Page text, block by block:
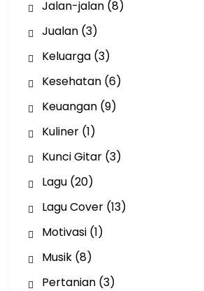
Jalan-jalan(8)
Jualan(3)
Keluarga(3)
Kesehatan(6)
Keuangan(9)
Kuliner(1)
Kunci Gitar(3)
Lagu(20)
Lagu Cover(13)
Motivasi(1)
Musik(8)
Pertanian(3)